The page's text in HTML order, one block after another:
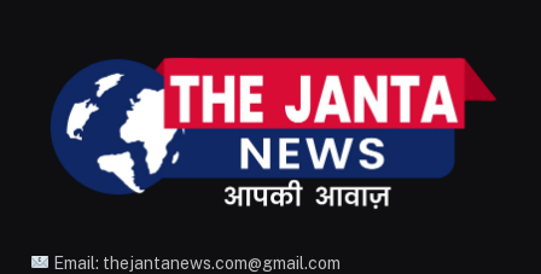
Email: thejantanews.com@gmail.com